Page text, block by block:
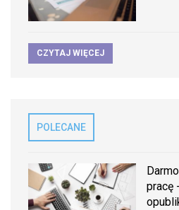
CZYTAJ WIĘCEJ
POLECANE
pracę